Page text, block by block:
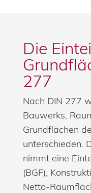
Die
277
Nach DIN 277
Bauwerks,
Grundflächen
unterschieden.
nimmt eine
(BGF),
Netto-